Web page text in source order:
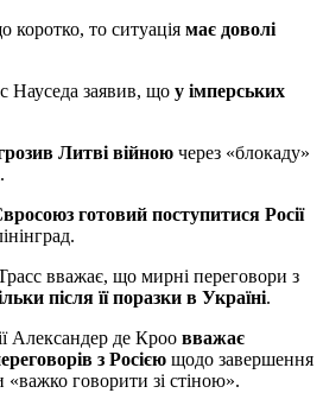
то ситуація має доволі
Науседа заявив, що у імперських
Литві війною через «блокаду»
готовий поступитися Росії
вважає, що мирні переговори з
після її поразки в Україні.
Александер де Кроо вважає
з Росією щодо завершення
«важко говорити зі стіною».